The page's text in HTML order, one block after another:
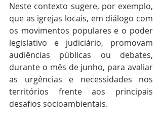
Neste contexto sugere, por exemplo,
que as igrejas locais, em diálogo com
os movimentos populares e o poder
legislativo e judiciário, promovam
audiências públicas ou debates,
durante o mês de junho, para avaliar
as urgências e necessidades nos
territórios frente aos principais
desafios socioambientais.